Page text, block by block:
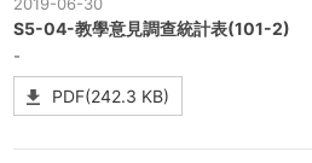
2019-06-30
S5-04-教學意見調查統計表(101-2)
-
PDF(242.3 KB)